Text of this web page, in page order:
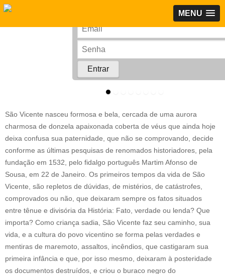
MENU
São Vicente nasceu formosa e bela, cercada de uma aurora
charmosa de donzela apaixonada coberta de véus que ainda hoje
deixa confusa sua paternidade, que não se comprovando, decide
conforme as últimas pesquisas de renomados historiadores, pela
fundação em 1532, pelo fidalgo português Martim Afonso de
Sousa, em 22 de Janeiro. Os primeiros tempos da vida de São
Vicente, são repletos de dúvidas, de mistérios, de catástrofes,
comprovados ou não, que deixaram sempre os fatos situados
entre tênue e divisória da História: Fato, verdade ou lenda? Que
importa? Como criança sadia, São Vicente faz seu caminho, sua
vida, e a cultura do povo vicentino se forma pelas verdades e
mentiras de maremoto, assaltos, incêndios, que castigaram sua
primeira infância e que, por isso mesmo, deixaram à posteridade
os documentos destruídos, e criou o buraco negro do